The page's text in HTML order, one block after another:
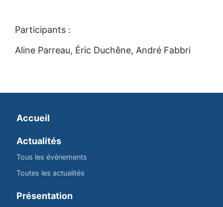
Participants :
Aline Parreau, Éric Duchêne, André Fabbri
Accueil
Actualités
Tous les événements
Toutes les actualités
Présentation